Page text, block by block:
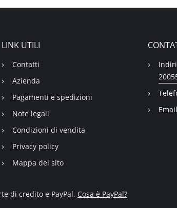
LINK UTILI
Contatti
Azienda
Pagamenti e spedizioni
Note legali
Condizioni di vendita
Privacy policy
Mappa del sito
di credito e PayPal. Cosa è PayPal?